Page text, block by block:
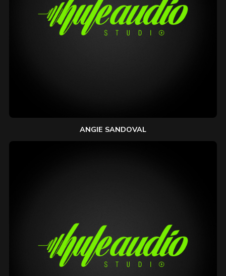
ANGIE SANDOVAL